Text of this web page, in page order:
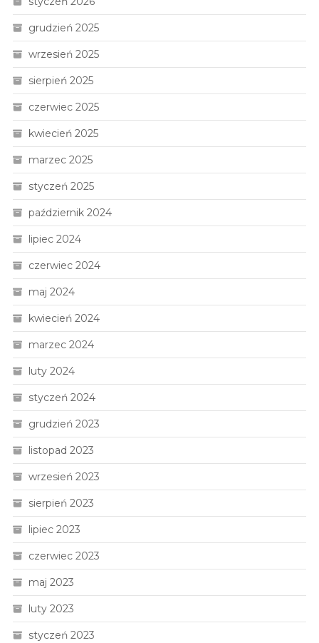
grudzień 2025
wrzesień 2025
sierpień 2025
czerwiec 2025
kwiecień 2025
marzec 2025
styczeń 2025
październik 2024
lipiec 2024
czerwiec 2024
maj 2024
kwiecień 2024
marzec 2024
luty 2024
styczeń 2024
grudzień 2023
listopad 2023
wrzesień 2023
sierpień 2023
lipiec 2023
czerwiec 2023
maj 2023
luty 2023
styczeń 2023